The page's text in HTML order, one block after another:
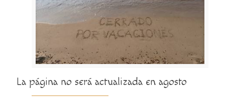
La página no será actualizada en agosto